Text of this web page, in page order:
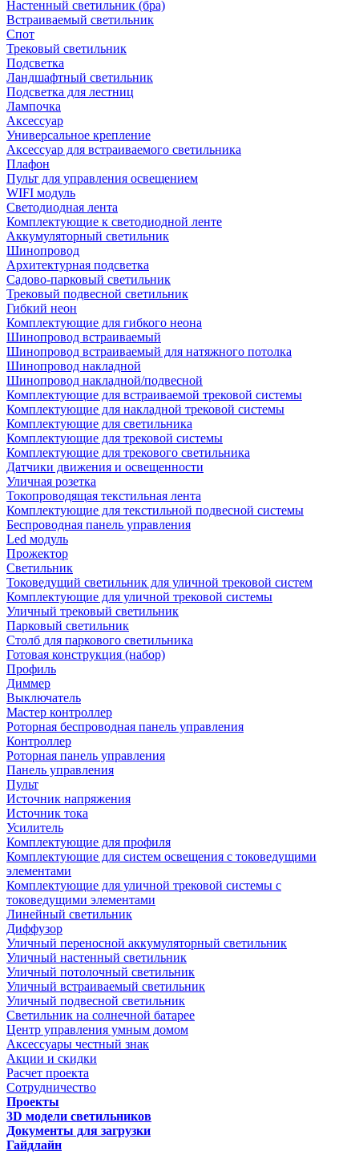
Настенный светильник (бра)
Встраиваемый светильник
Спот
Трековый светильник
Подсветка
Ландшафтный светильник
Подсветка для лестниц
Лампочка
Аксессуар
Универсальное крепление
Аксессуар для встраиваемого светильника
Плафон
Пульт для управления освещением
WIFI модуль
Светодиодная лента
Комплектующие к светодиодной ленте
Аккумуляторный светильник
Шинопровод
Архитектурная подсветка
Садово-парковый светильник
Трековый подвесной светильник
Гибкий неон
Комплектующие для гибкого неона
Шинопровод встраиваемый
Шинопровод встраиваемый для натяжного потолка
Шинопровод накладной
Шинопровод накладной/подвесной
Комплектующие для встраиваемой трековой системы
Комплектующие для накладной трековой системы
Комплектующие для светильника
Комплектующие для трековой системы
Комплектующие для трекового светильника
Датчики движения и освещенности
Уличная розетка
Токопроводящая текстильная лента
Комплектующие для текстильной подвесной системы
Беспроводная панель управления
Led модуль
Прожектор
Светильник
Токоведущий светильник для уличной трековой систем
Комплектующие для уличной трековой системы
Уличный трековый светильник
Парковый светильник
Столб для паркового светильника
Готовая конструкция (набор)
Профиль
Диммер
Выключатель
Мастер контроллер
Роторная беспроводная панель управления
Контроллер
Роторная панель управления
Панель управления
Пульт
Источник напряжения
Источник тока
Усилитель
Комплектующие для профиля
Комплектующие для систем освещения с токоведущими
элементами
Комплектующие для уличной трековой системы с
токоведущими элементами
Линейный светильник
Диффузор
Уличный переносной аккумуляторный светильник
Уличный настенный светильник
Уличный потолочный светильник
Уличный встраиваемый светильник
Уличный подвесной светильник
Светильник на солнечной батарее
Центр управления умным домом
Аксессуары честный знак
Акции и скидки
Расчет проекта
Сотрудничество
Проекты
3D модели светильников
Документы для загрузки
Гайдлайн